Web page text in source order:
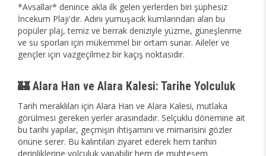
*Avsallar* denince akla ilk gelen yerlerden biri şüphesiz
İncekum Plajı'dır. Adını yumuşacık kumlarından alan bu
popüler plaj, temiz ve berrak deniziyle yüzme, güneşlenme
ve su sporları için mükemmel bir ortam sunar. Aileler ve
gençler için vazgeçilmez bir kaçış noktasıdır.
🏰 Alara Han ve Alara Kalesi: Tarihe Yolculuk
Tarih meraklıları için Alara Han ve Alara Kalesi, mutlaka
görülmesi gereken yerler arasındadır. Selçuklu dönemine ait
bu tarihi yapılar, geçmişin ihtişamını ve mimarisini gözler
önüne serer. Bu kalıntıları ziyaret ederek hem tarihin
derinliklerine yolculuk yapabilir hem de muhteşem